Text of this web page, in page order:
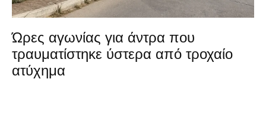
Ώρες αγωνίας για άντρα που
τραυματίστηκε ύστερα από τροχαίο
ατύχημα